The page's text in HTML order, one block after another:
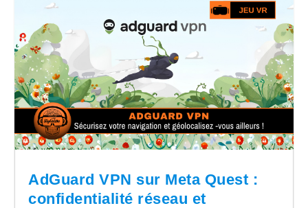
AdGuard VPN sur Meta Quest :
confidentialité réseau et